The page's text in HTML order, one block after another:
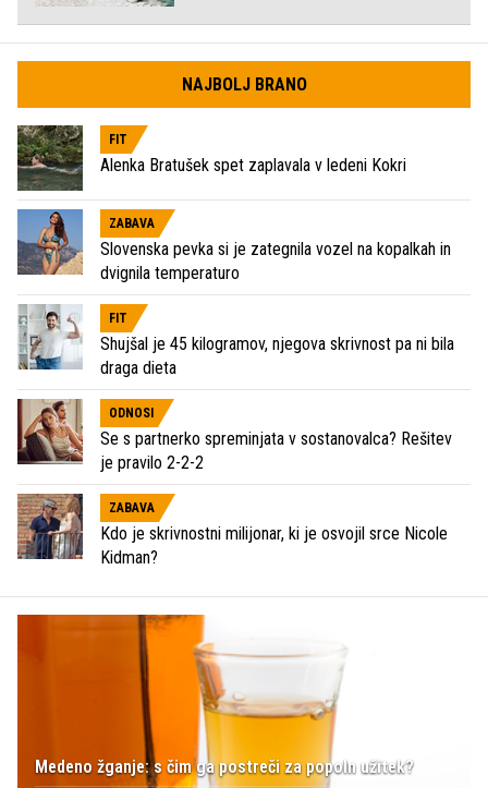
NAJBOLJ BRANO
FIT
Alenka Bratušek spet zaplavala v ledeni Kokri
ZABAVA
Slovenska pevka si je zategnila vozel na kopalkah in
dvignila temperaturo
FIT
Shujšal je 45 kilogramov, njegova skrivnost pa ni bila
draga dieta
ODNOSI
Se s partnerko spreminjata v sostanovalca? Rešitev
je pravilo 2-2-2
ZABAVA
Kdo je skrivnostni milijonar, ki je osvojil srce Nicole
Kidman?
Medeno žganje: s čim ga postreči za popoln užitek?